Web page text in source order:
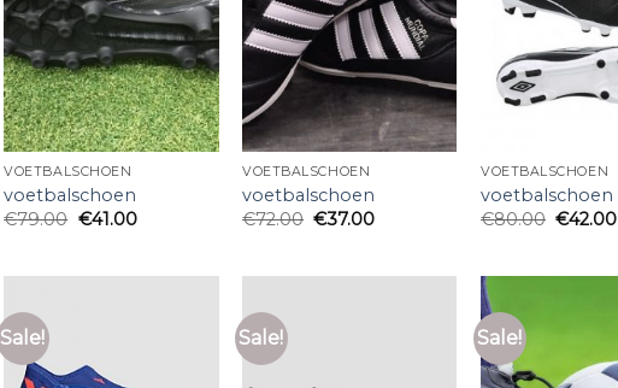
VOETBALSCHOEN
voetbalschoen
€79.00 €41.00
VOETBALSCHOEN
voetbalschoen
€72.00 €37.00
VOETBALSCHOEN
voetbalschoen
€80.00 €42.00
Sale! Sale! Sale!